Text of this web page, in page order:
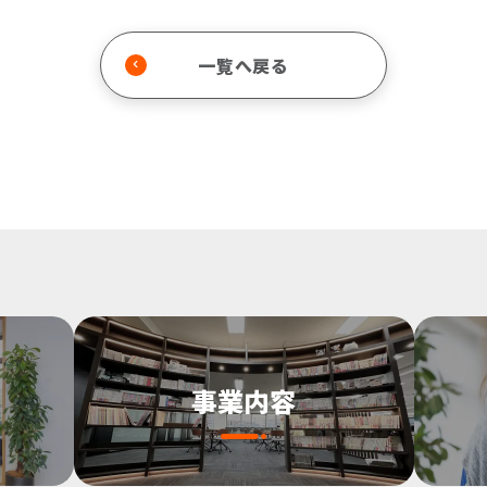
一覧へ戻る
事業内容